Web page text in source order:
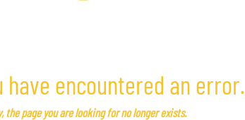
have encountered an error.
the page you are looking for no longer exists.